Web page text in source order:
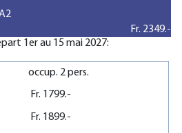
Fr. 2349.-
1er au 15 mai 2027:
occup. 2 pers.
Fr. 1799.-
Fr. 1899.-